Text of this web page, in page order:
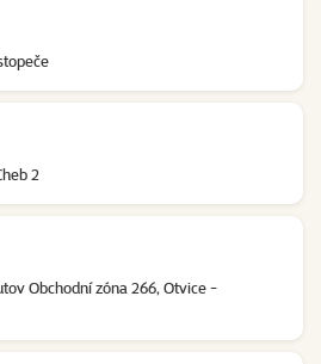
2
Obchodní zóna 266, Otvice -